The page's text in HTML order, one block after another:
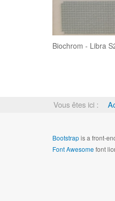
Biochrom - Libra
Vous êtes ici :
Bootstrapis a front-
Font Awesomefont